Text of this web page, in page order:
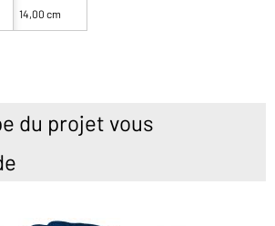
14,00 cm
du projet vous